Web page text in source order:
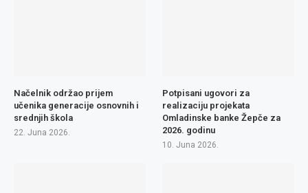
Načelnik održao prijem
učenika generacije osnovnih i
srednjih škola
22. Juna 2026.
Potpisani ugovori za
realizaciju projekata
Omladinske banke Žepče za
2026. godinu
10. Juna 2026.